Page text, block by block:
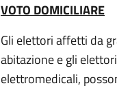
VOTO DOMICILIARE
Gli elettori affetti da
abitazione e gli
elettromedicali,